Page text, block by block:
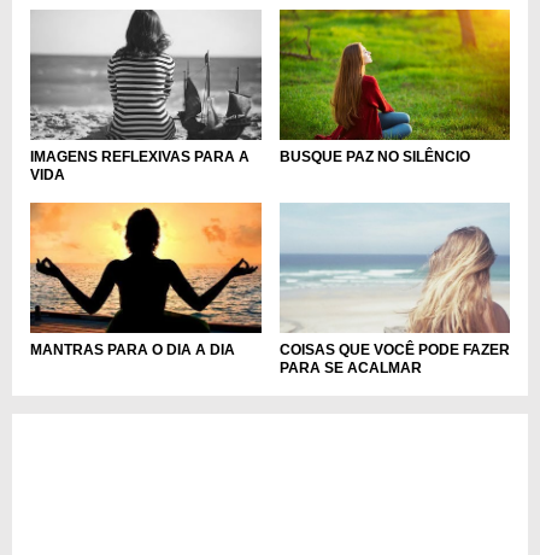
IMAGENS REFLEXIVAS PARA A
VIDA
BUSQUE PAZ NO SILÊNCIO
MANTRAS PARA O DIA A DIA
COISAS QUE VOCÊ PODE FAZER
PARA SE ACALMAR